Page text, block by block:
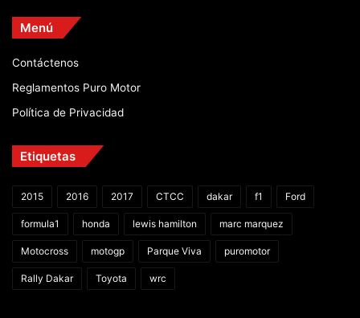
Menú
Contáctenos
Reglamentos Puro Motor
Política de Privacidad
Etiquetas
2015 2016 2017 CTCC dakar f1 Ford
formula1 honda lewis hamilton marc marquez
Motocross motogp Parque Viva puromotor
Rally Dakar Toyota wrc